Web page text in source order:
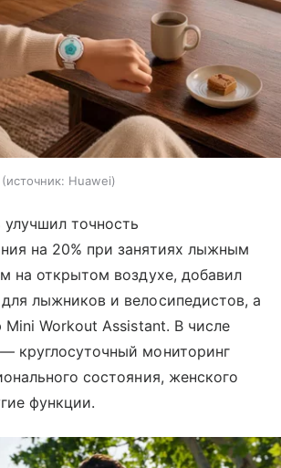
источник: Huawei
точность
на 20% при занятиях лыжным
на открытом воздухе, добавил
лыжников и велосипедистов, а
Workout Assistant. В числе
круглосуточный мониторинг
состояния, женского
функции.